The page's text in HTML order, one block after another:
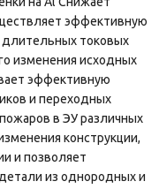
эффективную
длительных токовых
изменения исходных
эффективную
и переходных
в ЭУ различных
конструкции,
и позволяет
из однородных и